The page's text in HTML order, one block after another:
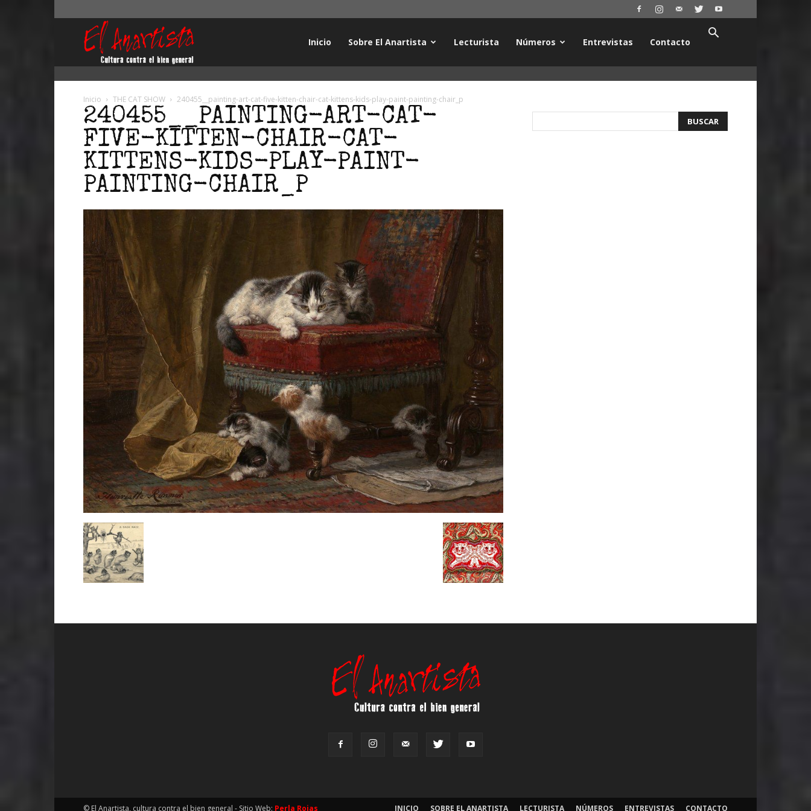
Inicio Sobre El Anartista Lecturista Números Entrevistas Contacto
Inicio THE CAT SHOW 240455__painting-art-cat-five-kitten-chair-cat-kittens-kids-play-paint-painting-chair_p
240455__PAINTING-ART-CAT-
FIVE-KITTEN-CHAIR-CAT-
KITTENS-KIDS-PLAY-PAINT-
PAINTING-CHAIR_P
INICIO SOBRE EL ANARTISTA LECTURISTA NÚMEROS ENTREVISTAS CONTACTO
© El Anartista, cultura contra el bien general - Sitio Web: Perla Rojas